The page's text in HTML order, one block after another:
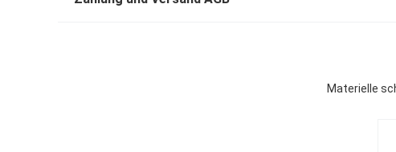
Materielle